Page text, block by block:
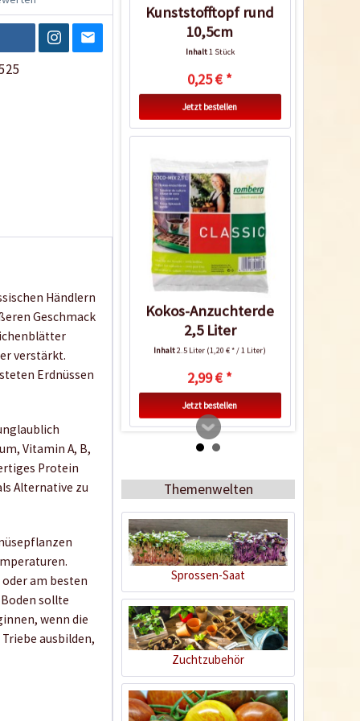
Händlern
Geschmack
verstärkt.
Erdnüssen
Vitamin A, B,
Protein
Alternative zu
am besten
sollte
wenn die
ausbilden,
Kunststofftopf rund
10,5cm
Inhalt1 Stück
0,25 € *
Jetzt bestellen
Kokos-Anzuchterde
2,5 Liter
Inhalt2.5 Liter (1,20 € * / 1 Liter)
2,99 € *
Jetzt bestellen
Zimmer-Gewächshaus
Inhalt1 Stück
9,99 € *
Jetzt bestellen
Themenwelten
Sprossen-Saat
Zuchtzubehör